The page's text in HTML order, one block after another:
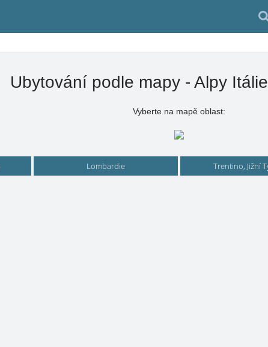
Ubytování podle mapy - Alpy
Vyberte na mapě oblast:
Lombardie Trentino, Jižní